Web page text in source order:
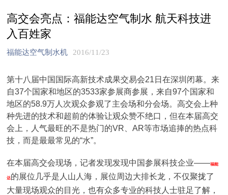
高交会亮点：福能达空气制水 航天科技进
入百姓家
福能达空气制水机 2016/11/23
第十八届中国国际高新技术成果交易会21日在深圳闭幕。来
自37个国家和地区的3533家参展商参展，来自97个国家和
地区的58.9万人次观众参观了主会场和分会场。高交会上种
种先进的技术和超前的体验让观众赞不绝口，但在本届高交
会上，人气最旺的不是热门的VR、AR等市场追捧的热点科
技，而是最最常见的“水”。
在本届高交会现场，记者发现发现中国参展科技企业——福能
达的展位几乎是人山人海，展位周边大排长龙，不仅聚拢了
大量现场观众的目光，也有众多专业的科技人士驻足了解，